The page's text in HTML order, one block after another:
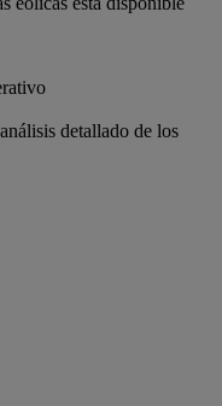
detallado de los